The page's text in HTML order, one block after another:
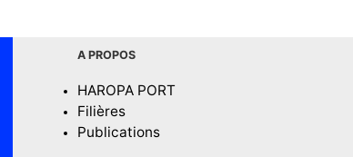
A PROPOS
HAROPA PORT
Filières
Publications